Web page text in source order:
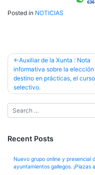
Posted in NOTICIAS
Post
navigation
Auxiliar de la Xunta : Nota
informativa sobre la elección
destino en prácticas, el curso
selectivo.
Recent Posts
Nuevo grupo online y presencial
ayuntamientos gallegos. ¡Plazas